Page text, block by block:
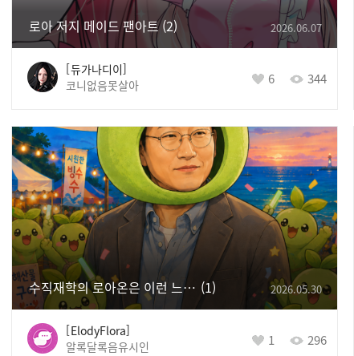
로아 저지 메이드 팬아트 2
듀가나디이
코니없음못살아
6 344
2026.06.07
수직재학의 로아온은 이런 느낌 이랄까 1
ElodyFlora
알록달록음유시인
1 296
2026.05.30